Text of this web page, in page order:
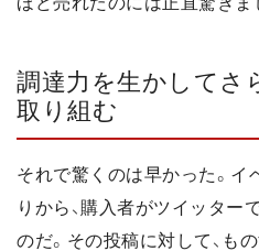
調達力を生かしてさ
取り組む
それで驚くのは早かった。イ
りから、購入者がツイッター
のだ。その投稿に対して、も